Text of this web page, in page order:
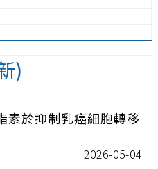
)
素於抑制乳癌細胞轉移
2026-05-04